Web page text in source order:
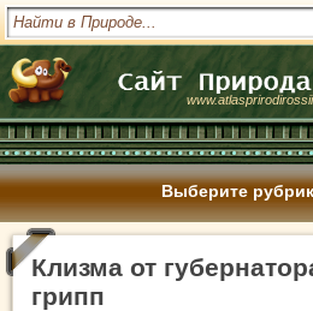
Выберите
Клизма от
грипп